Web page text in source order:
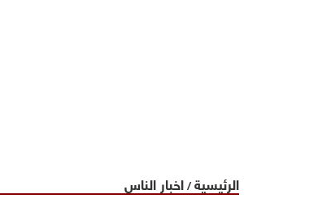
الرئيسية/اخبار الناس